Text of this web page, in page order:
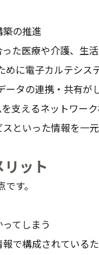
の推進
た医療や介護、生
めに電子カルテシス
タの連携・共有が
支えるネットワー
といった情報を一
リット
す。
てしまう
で構成されている